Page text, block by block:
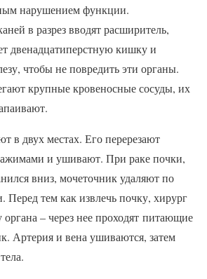
нарушением функции.
в разрез вводят расширитель,
двенадцатиперстную кишку и
чтобы не повредить эти органы.
крупные кровеносные сосуды, их
в двух местах. Его перерезают
и ушивают. При раке почки,
вниз, мочеточник удаляют по
Перед тем как извлечь почку, хирург
органа – через нее проходят питающие
Артерия и вена ушиваются, затем